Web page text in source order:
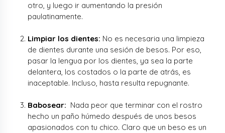
otro, y luego ir aumentando la presión
paulatinamente.
Limpiar los dientes: No es necesaria una limpieza
de dientes durante una sesión de besos. Por eso,
pasar la lengua por los dientes, ya sea la parte
delantera, los costados o la parte de atrás, es
inaceptable. Incluso, hasta resulta repugnante.
Babosear: Nada peor que terminar con el rostro
hecho un paño húmedo después de unos besos
apasionados con tu chico. Claro que un beso es un